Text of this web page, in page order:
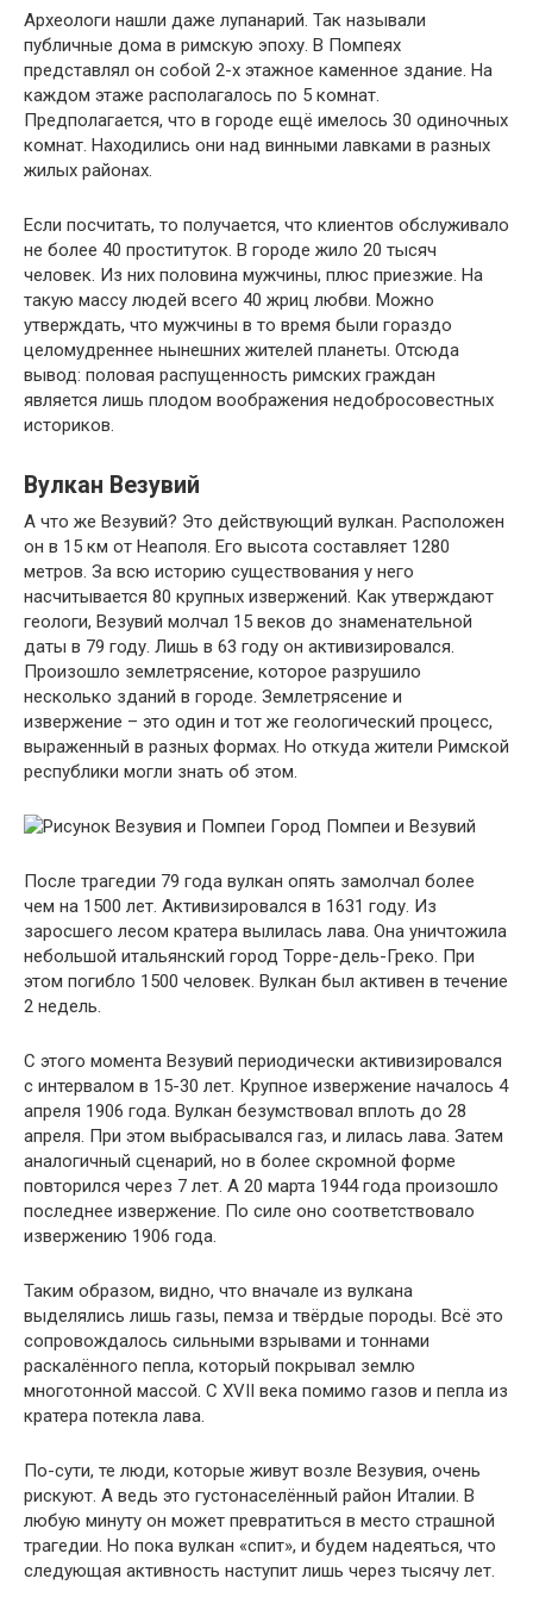
Археологи нашли даже лупанарий. Так называли
публичные дома в римскую эпоху. В Помпеях
представлял он собой 2-х этажное каменное здание. На
каждом этаже располагалось по 5 комнат.
Предполагается, что в городе ещё имелось 30 одиночных
комнат. Находились они над винными лавками в разных
жилых районах.
Если посчитать, то получается, что клиентов обслуживало
не более 40 проституток. В городе жило 20 тысяч
человек. Из них половина мужчины, плюс приезжие. На
такую массу людей всего 40 жриц любви. Можно
утверждать, что мужчины в то время были гораздо
целомудреннее нынешних жителей планеты. Отсюда
вывод: половая распущенность римских граждан
является лишь плодом воображения недобросовестных
историков.
Вулкан Везувий
А что же Везувий? Это действующий вулкан. Расположен
он в 15 км от Неаполя. Его высота составляет 1280
метров. За всю историю существования у него
насчитывается 80 крупных извержений. Как утверждают
геологи, Везувий молчал 15 веков до знаменательной
даты в 79 году. Лишь в 63 году он активизировался.
Произошло землетрясение, которое разрушило
несколько зданий в городе. Землетрясение и
извержение – это один и тот же геологический процесс,
выраженный в разных формах. Но откуда жители Римской
республики могли знать об этом.
Город Помпеи и Везувий
После трагедии 79 года вулкан опять замолчал более
чем на 1500 лет. Активизировался в 1631 году. Из
заросшего лесом кратера вылилась лава. Она уничтожила
небольшой итальянский город Торре-дель-Греко. При
этом погибло 1500 человек. Вулкан был активен в течение
2 недель.
С этого момента Везувий периодически активизировался
с интервалом в 15-30 лет. Крупное извержение началось 4
апреля 1906 года. Вулкан безумствовал вплоть до 28
апреля. При этом выбрасывался газ, и лилась лава. Затем
аналогичный сценарий, но в более скромной форме
повторился через 7 лет. А 20 марта 1944 года произошло
последнее извержение. По силе оно соответствовало
извержению 1906 года.
Таким образом, видно, что вначале из вулкана
выделялись лишь газы, пемза и твёрдые породы. Всё это
сопровождалось сильными взрывами и тоннами
раскалённого пепла, который покрывал землю
многотонной массой. С XVII века помимо газов и пепла из
кратера потекла лава.
По-сути, те люди, которые живут возле Везувия, очень
рискуют. А ведь это густонаселённый район Италии. В
любую минуту он может превратиться в место страшной
трагедии. Но пока вулкан «спит», и будем надеяться, что
следующая активность наступит лишь через тысячу лет.